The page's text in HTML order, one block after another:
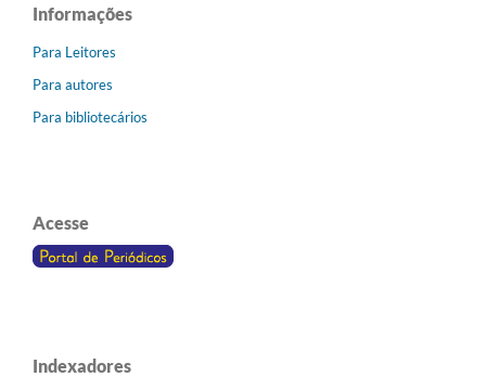
Informações
Para Leitores
Para autores
Para bibliotecários
Acesse
Indexadores